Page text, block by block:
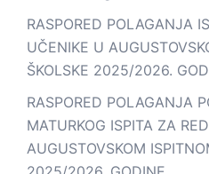
RASPORED POLAGANJA
UČENIKE U
ŠKOLSKE 2025/2026.
RASPORED POLAGANJA
MATURKOG ISPITA ZA
AUGUSTOVSKOM